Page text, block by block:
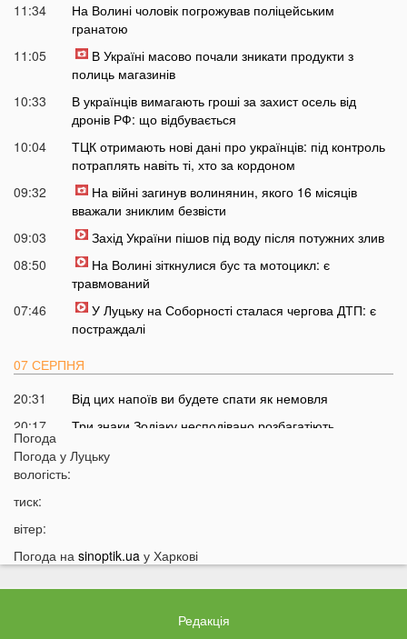
11:34
На Волині чоловік погрожував поліцейським
гранатою
11:05
В Україні масово почали зникати продукти з
полиць магазинів
10:33
В українців вимагають гроші за захист осель від
дронів РФ: що відбувається
10:04
ТЦК отримають нові дані про українців: під контроль
потраплять навіть ті, хто за кордоном
09:32
На війні загинув волинянин, якого 16 місяців
вважали зниклим безвісти
09:03
Захід України пішов під воду після потужних злив
08:50
На Волині зіткнулися бус та мотоцикл: є
травмований
07:46
У Луцьку на Соборності сталася чергова ДТП: є
постраждалі
07 СЕРПНЯ
20:31
Від цих напоїв ви будете спати як немовля
20:17
Три знаки Зодіаку несподівано розбагатіють
19:49
18:52
На заході України чоловік впіймав 10-кілограмову
рибу
Українці можуть вивести гроші з мобільного рахунку
Погода
Погода у Луцьку
вологість:
тиск:
вітер:
Погода на sinoptik.ua у Харкові
Редакція